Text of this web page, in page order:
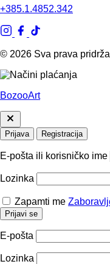
+385.1.4852.342
© 2026 Sva prava
BozooArt
Prijava Registracija
E-pošta ili korisničko ime
Lozinka
Zapamti me
Prijavi se
E-pošta
Lozinka